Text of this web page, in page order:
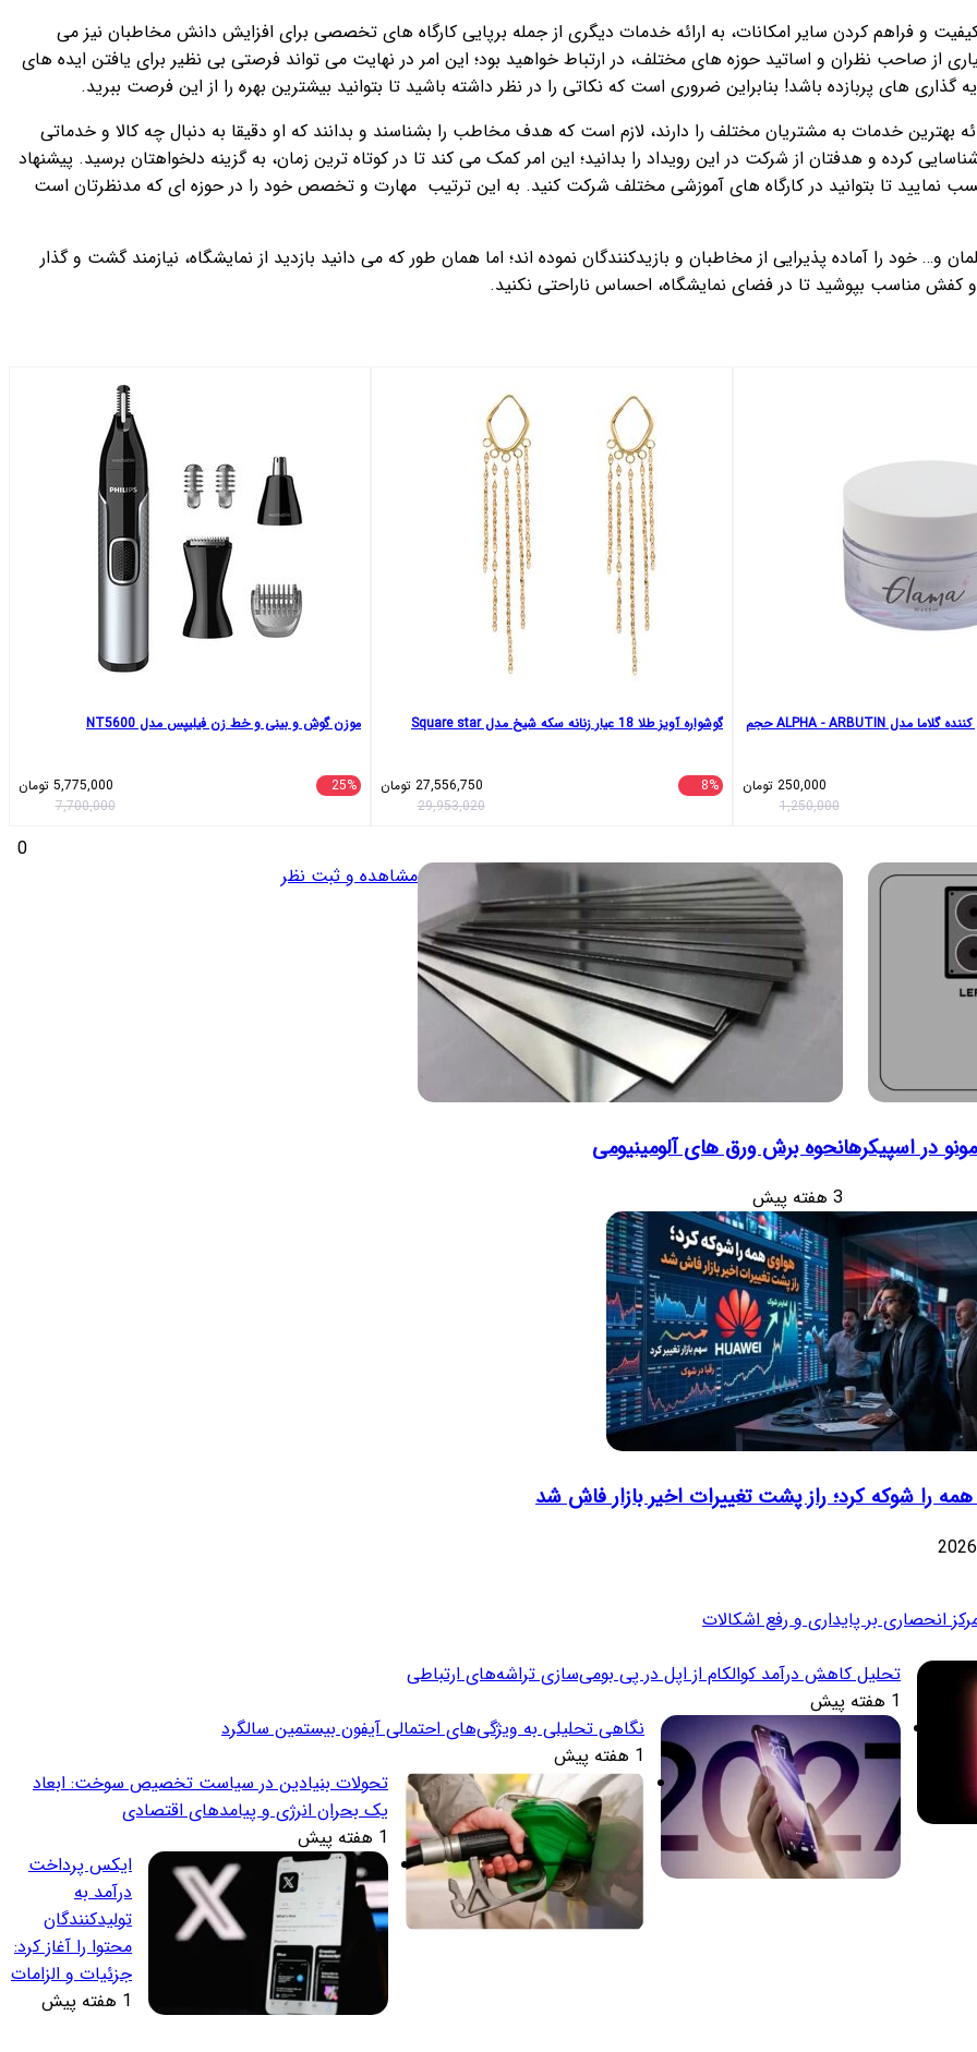
و فراهم کردن سایر امکانات، به ارائه خدمات دیگری از جمله برپایی کارگاه های تخصصی برای افزایش دانش مخاطبان نیز می
از صاحب نظران و اساتید حوزه های مختلف، در ارتباط خواهید بود؛ این امر در نهایت می تواند فرصتی بی نظیر برای یافتن ایده های
های پربازده باشد! بنابراین ضروری است که نکاتی را در نظر داشته باشید تا بتوانید بیشترین بهره را از این فرصت ببرید.
بهترین خدمات به مشتریان مختلف را دارند، لازم است که هدف مخاطب را بشناسند و بدانند که او دقیقا به دنبال چه کالا و خدماتی
کرده و هدفتان از شرکت در این رویداد را بدانید؛ این امر کمک می کند تا در کوتاه ترین زمان، به گزینه دلخواهتان برسید. پیشنهاد
نمایید تا بتوانید در کارگاه های آموزشی مختلف شرکت کنید. به این ترتیب مهارت و تخصص خود را در حوزه ای که مدنظرتان است
خود را آماده پذیرایی از مخاطبان و بازیدکنندگان نموده اند؛ اما همان طور که می دانید بازدید از نمایشگاه، نیازمند گشت و گذار
و کفش مناسب بپوشید تا در فضای نمایشگاه، احساس ناراحتی نکنید.
کرم ضد لک و روشن کننده گلاما مدل ALPHA - ARBUTIN حجم
250,000 تومان
1,250,000
گوشواره آویز طلا 18 عیار زنانه سکه شیخ مدل Square star
8%
27,556,750 تومان
29,953,020
موزن گوش و بینی و خط زن فیلیپس مدل NT5600
25%
5,775,000 تومان
7,700,000
0
در اسپیکرهانحوه برش ورق های آلومینیومی
3 هفته پیش
را شوکه کرد؛ راز پشت تغییرات اخیر بازار فاش شد
مشاهده و ثبت نظر
تحلیل کاهش درآمد کوالکام از اپل در پی بومی‌سازی تراشه‌های ارتباطی
1 هفته پیش
نگاهی تحلیلی به ویژگی‌های احتمالی آیفون بیستمین سالگرد
1 هفته پیش
تحولات بنیادین در سیاست تخصیص سوخت: ابعاد
یک بحران انرژی و پیامدهای اقتصادی
1 هفته پیش
ایکس پرداخت
درآمد به
تولیدکنندگان
محتوا را آغاز کرد:
جزئیات و الزامات
1 هفته پیش